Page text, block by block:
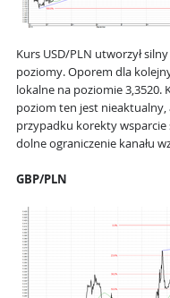
Kurs USD/PLN utworzył
poziomy. Oporem dla
lokalne na poziomie 3,3520.
poziom ten jest nieaktualny,
przypadku korekty wsparcie
dolne ograniczenie kanału
GBP/PLN